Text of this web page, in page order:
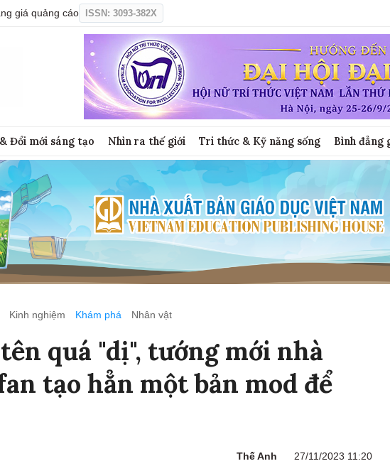
giá quảng cáo ISSN: 3093-382X
Đổi mới sáng tạo Nhìn ra thế giới Tri thức & Kỹ năng sống Bình đẳng
Kinh nghiệm Khám phá Nhân vật
quá "dị", tướng mới nhà
tạo hẳn một bản mod để
Thế Anh 27/11/2023 11:20